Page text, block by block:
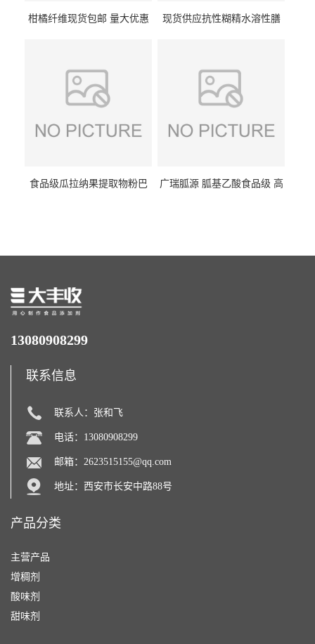
柑橘纤维现货包邮 量大优惠
现货供应抗性糊精水溶性膳
食品级瓜拉纳果提取物粉巴
广瑞胍源 胍基乙酸食品级 高
13080908299
联系信息
联系人：张和飞
电话：13080908299
邮箱： 2623515155@qq.com
地址：西安市长安中路88号
产品分类
主营产品
增稠剂
酸味剂
甜味剂